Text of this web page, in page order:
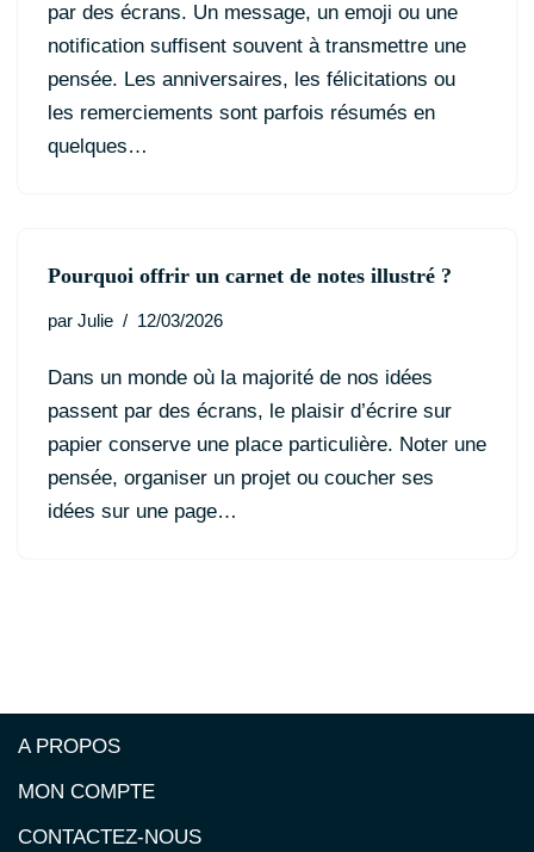
par des écrans. Un message, un emoji ou une
notification suffisent souvent à transmettre une
pensée. Les anniversaires, les félicitations ou
les remerciements sont parfois résumés en
quelques…
Pourquoi offrir un carnet de notes illustré ?
par Julie 12/03/2026
Dans un monde où la majorité de nos idées
passent par des écrans, le plaisir d’écrire sur
papier conserve une place particulière. Noter une
pensée, organiser un projet ou coucher ses
idées sur une page…
A PROPOS
MON COMPTE
CONTACTEZ-NOUS